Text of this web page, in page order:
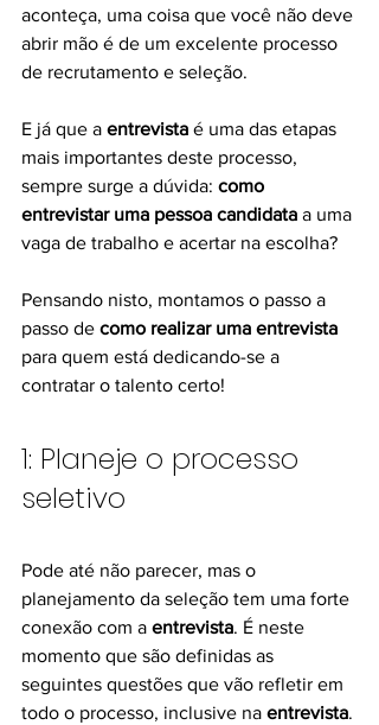
aconteça, uma coisa que você não deve
abrir mão é de um excelente processo
de recrutamento e seleção.
E já que a entrevista é uma das etapas
mais importantes deste processo,
sempre surge a dúvida: como
entrevistar uma pessoa candidata a uma
vaga de trabalho e acertar na escolha?
Pensando nisto, montamos o passo a
passo de como realizar uma entrevista
para quem está dedicando-se a
contratar o talento certo!
1: Planeje o processo
seletivo
Pode até não parecer, mas o
planejamento da seleção tem uma forte
conexão com a entrevista. É neste
momento que são definidas as
seguintes questões que vão refletir em
todo o processo, inclusive na entrevista.